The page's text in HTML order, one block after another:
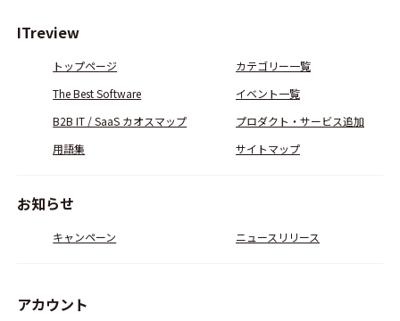
ITreview
トップページ
カテゴリー一覧
The Best Software
イベント一覧
B2B IT / SaaS カオスマップ
プロダクト・サービス追加
用語集
サイトマップ
お知らせ
キャンペーン ニュースリリース
アカウント